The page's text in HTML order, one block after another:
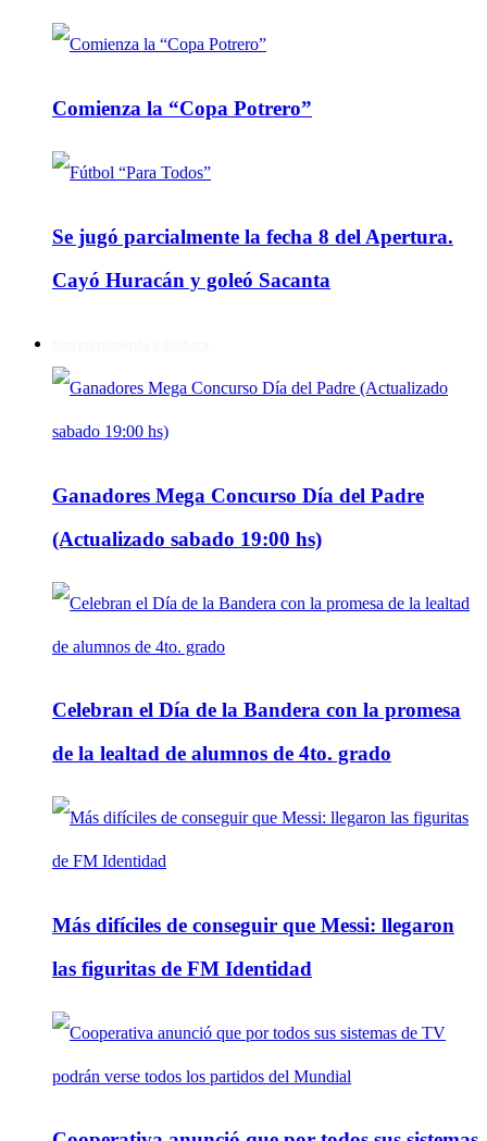
Comienza la “Copa Potrero”
Se jugó parcialmente la fecha 8 del Apertura.
Cayó Huracán y goleó Sacanta
Ganadores Mega Concurso Día del Padre
(Actualizado sabado 19:00 hs)
Celebran el Día de la Bandera con la promesa
de la lealtad de alumnos de 4to. grado
Más difíciles de conseguir que Messi: llegaron
las figuritas de FM Identidad